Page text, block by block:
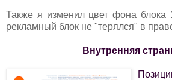
Также я изменил цвет фона блока
рекламный блок не "терялся" в
Внутренняя